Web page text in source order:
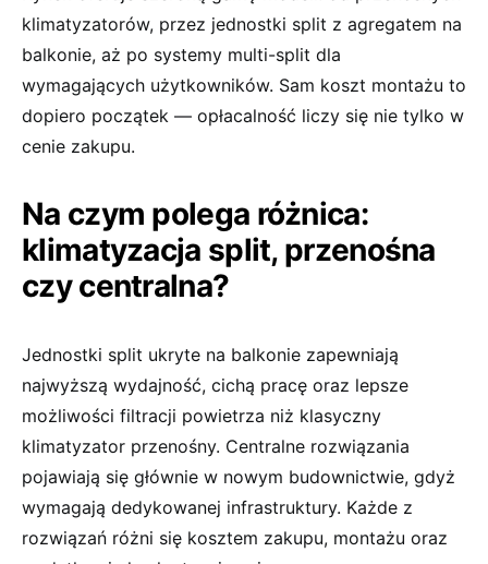
klimatyzatorów, przez jednostki split z agregatem na
balkonie, aż po systemy multi-split dla
wymagających użytkowników. Sam koszt montażu to
dopiero początek — opłacalność liczy się nie tylko w
cenie zakupu.
Na czym polega różnica:
klimatyzacja split, przenośna
czy centralna?
Jednostki split ukryte na balkonie zapewniają
najwyższą wydajność, cichą pracę oraz lepsze
możliwości filtracji powietrza niż klasyczny
klimatyzator przenośny. Centralne rozwiązania
pojawiają się głównie w nowym budownictwie, gdyż
wymagają dedykowanej infrastruktury. Każde z
rozwiązań różni się kosztem zakupu, montażu oraz